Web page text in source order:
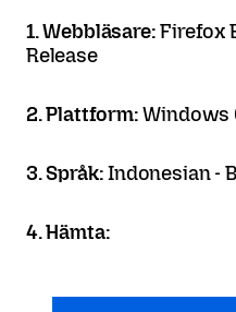
1. Webbläsare:Firefox
Release
2. Plattform:Windows
3. Språk:Indonesian -
4. Hämta: